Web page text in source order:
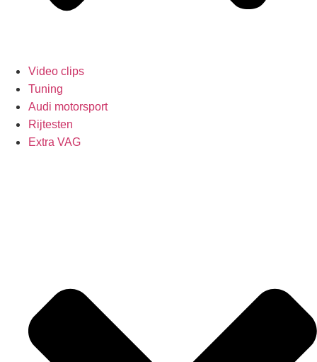
Video clips
Tuning
Audi motorsport
Rijtesten
Extra VAG